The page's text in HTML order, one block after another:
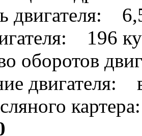
двигателя:
196
оборотов
двигателя: